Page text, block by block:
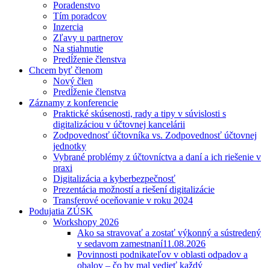
Poradenstvo
Tím poradcov
Inzercia
Zľavy u partnerov
Na stiahnutie
Predĺženie členstva
Chcem byť členom
Nový člen
Predĺženie členstva
Záznamy z konferencie
Praktické skúsenosti, rady a tipy v súvislosti s
digitalizáciou v účtovnej kancelárii
Zodpovednosť účtovníka vs. Zodpovednosť účtovnej
jednotky
Vybrané problémy z účtovníctva a daní a ich riešenie v
praxi
Digitalizácia a kyberbezpečnosť
Prezentácia možností a riešení digitalizácie
Transferové oceňovanie v roku 2024
Podujatia ZÚSK
Workshopy 2026
Ako sa stravovať a zostať výkonný a sústredený
v sedavom zamestnaní11.08.2026
Povinnosti podnikateľov v oblasti odpadov a
obalov – čo by mal vedieť každý